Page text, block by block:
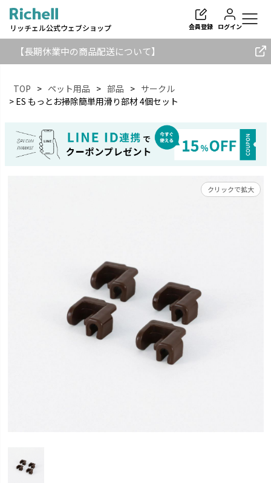
リッチェル公式ウェブショップ 会員登録 ログイン
【長期休業中の商品配送について】
TOP ペット用品 部品
サークル
ES もっとお掃除簡単用滑り部材 4個セット
クリックで拡大